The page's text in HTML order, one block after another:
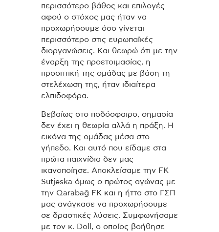
περισσότερο βάθος και επιλογές
αφού ο στόχος μας ήταν να
προχωρήσουμε όσο γίνεται
περισσότερο στις ευρωπαϊκές
διοργανώσεις. Και θεωρώ ότι με την
έναρξη της προετοιμασίας, η
προοπτική της ομάδας με βάση τη
στελέχωση της, ήταν ιδιαίτερα
ελπιδοφόρα.
Βεβαίως στο ποδόσφαιρο, σημασία
δεν έχει η θεωρία αλλά η πράξη. Η
εικόνα της ομάδας μέσα στο
γήπεδο. Και αυτό που είδαμε στα
πρώτα παιχνίδια δεν μας
ικανοποίησε. Αποκλείσαμε την FK
Sutjeska όμως ο πρώτος αγώνας με
την Qarabağ FK και η ήττα στο ΓΣΠ
μας ανάγκασε να προχωρήσουμε
σε δραστικές λύσεις. Συμφωνήσαμε
με τον κ. Doll, ο οποίος βοήθησε